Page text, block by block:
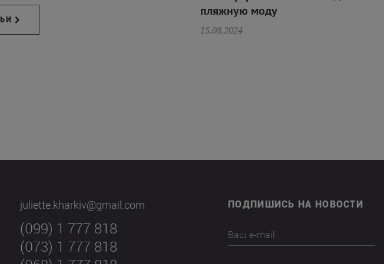
пляжную моду
15.08.2024
juliette.kharkiv@gmail.com
(099) 1 777 818
(073) 1 777 818
ПОДПИШИСЬ НА НОВОСТИ
Ваш e-mail